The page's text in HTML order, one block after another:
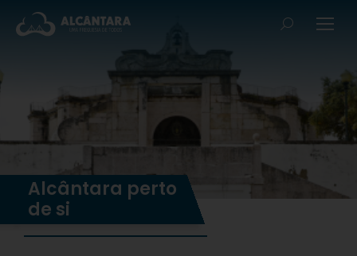
Alcântara perto
de si